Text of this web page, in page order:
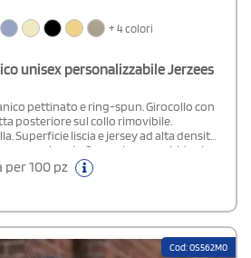
+ 4 colori
unisex personalizzabile Jerzees
pettinato e ring-spun. Girocollo con
posteriore sul collo rimovibile.
Superficie liscia e jersey ad alta densità
eccezionale. Sensazione morbida al
Vestibilità classica.
per 100 pz
Cod: 0S562M0